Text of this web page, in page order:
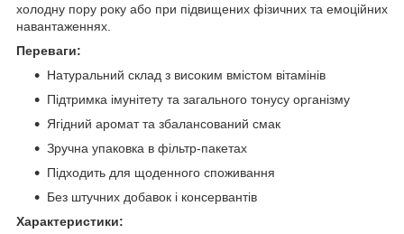
холодну пору року або при підвищених фізичних та емоційних
навантаженнях.
Переваги:
Натуральний склад з високим вмістом вітамінів
Підтримка імунітету та загального тонусу організму
Ягідний аромат та збалансований смак
Зручна упаковка в фільтр-пакетах
Підходить для щоденного споживання
Без штучних добавок і консервантів
Характеристики: